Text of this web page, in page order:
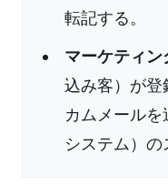
転記する。
マーケティン
込み客）が登
カムメール
システム）の